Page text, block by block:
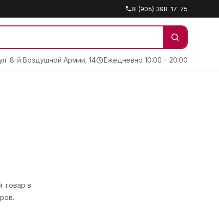
8 (905) 398-17-75
8-й Воздушной Армии, 14 Ежедневно 10:00 – 20:00
товар в